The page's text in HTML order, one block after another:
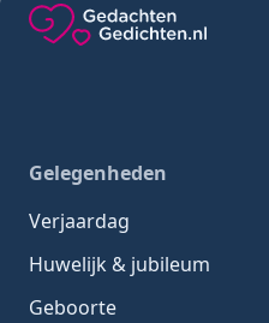
Gelegenheden
Verjaardag
Huwelijk & jubileum
Geboorte